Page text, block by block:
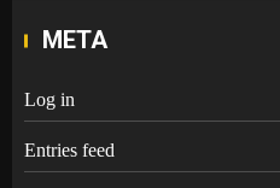
META
Log in
Entries feed